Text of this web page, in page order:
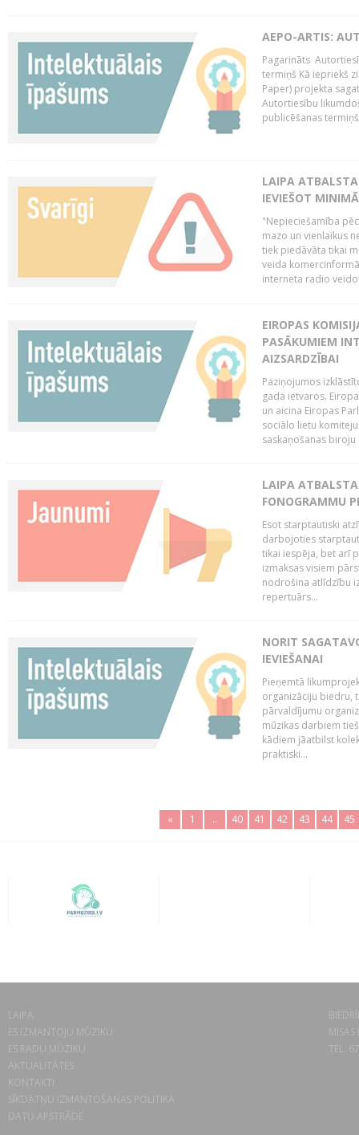
AEPO-ARTIS:
Pagarināts
termiņš Kā iepriekš
Paper) projekta
Autortiesību
publicēšanas
LAIPA
IEVIEŠOT
"Nepieciešamība
mazo un vienlaikus
tiek piedāvāta tikai
veida
interneta radio
EIROPAS
PASĀKUMIEM
AIZSARDZĪBAI
Paziņojumos
gada ietvaros.
un aicina Eiropas
sociālo lietu
saskaņošanas biroju
LAIPA
FONOGRAMMU
Esot starptautiski
darbojoties
tikai iespēja, bet arī
izmaksas visiem
nodrošina atlīdzību
repertuārs...
NORIT
IEVIEŠANAI
Pieņemtā
organizāciju biedru,
pārvaldījumu
mūzikas darbiem
kādiem jāatbilst
praktiski...
« 1 .. 40 41 42 43 44 45
LAIPA
ES IZMANTOJU MŪZIKU
ES RADU MŪZIKU
AKTUALITĀTES
KONTAKTI
SĪKDATŅU IZMANTOŠANAS POLITIKA
DATU APSTRĀDE
TEL.